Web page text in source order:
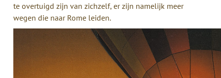
te overtuigd zijn van zichzelf, er zijn namelijk meer
wegen die naar Rome leiden.